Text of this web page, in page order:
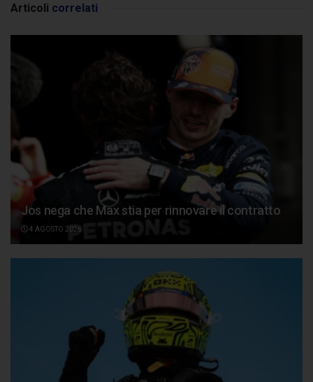
Articoli correlati
Jos nega che Max stia per rinnovare il contratto
4 AGOSTO 2026